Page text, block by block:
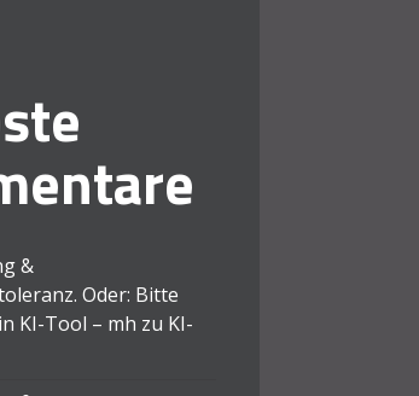
&
Oder: Bitte
KI-Tool – mh zu KI-